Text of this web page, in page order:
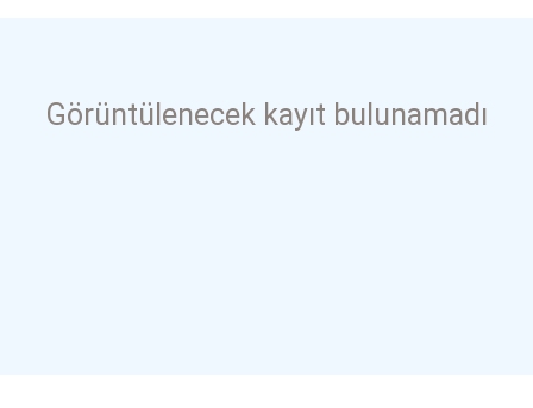
Görüntülenecek kayıt bulunamadı